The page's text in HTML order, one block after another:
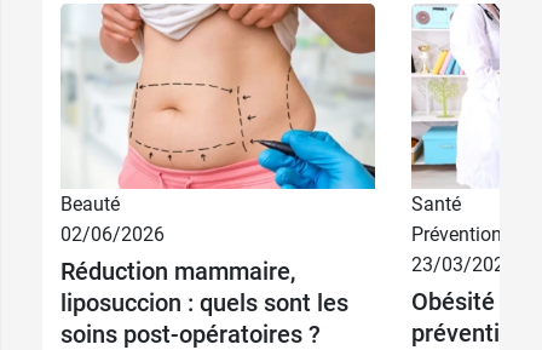
Beauté
02/06/2026
Réduction mammaire,
liposuccion : quels sont les
soins post-opératoires ?
Santé
Prévention
23/03/2026
Obésité :
prévention